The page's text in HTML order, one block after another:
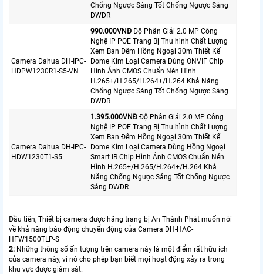
Chống Ngược Sáng Tốt Chống Ngược Sáng
DWDR
Camera Dahua DH-IPC-
HDPW1230R1-S5-VN
990.000VNÐ Độ Phân Giải 2.0 MP Công
Nghệ IP POE Trang Bị Thu hình Chất Lượng
Xem Ban Đêm Hồng Ngoại 30m Thiết Kế
Dome Kim Loại Camera Dùng ONVIF Chip
Hình Ảnh CMOS Chuẩn Nén Hình
H.265+/H.265/H.264+/H.264 Khả Năng
Chống Ngược Sáng Tốt Chống Ngược Sáng
DWDR
Camera Dahua DH-IPC-
HDW1230T1-S5
1.395.000VNÐ Độ Phân Giải 2.0 MP Công
Nghệ IP POE Trang Bị Thu hình Chất Lượng
Xem Ban Đêm Hồng Ngoại 30m Thiết Kế
Dome Kim Loại Camera Dùng Hồng Ngoại
Smart IR Chip Hình Ảnh CMOS Chuẩn Nén
Hình H.265+/H.265/H.264+/H.264 Khả
Năng Chống Ngược Sáng Tốt Chống Ngược
Sáng DWDR
Đầu tiên, Thiết bị camera được hãng trang bị An Thành Phát muốn nói
về khả năng báo động chuyển động của Camera DH-HAC-
HFW1500TLP-S
2: Những thông số ấn tượng trên camera này là một điểm rất hữu ích
của camera này, vì nó cho phép bạn biết mọi hoạt động xảy ra trong
khu vực được giám sát.